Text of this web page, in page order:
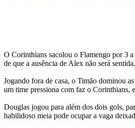
O Corinthians sacolou o Flamengo por 3
de que a ausência de Alex não será sentida.
Jogando fora de casa, o Timão dominou
um time pressiona com faz o Corinthians,
Douglas jogou para além dos dois gols,
habilidoso meia pode ocupar a vaga